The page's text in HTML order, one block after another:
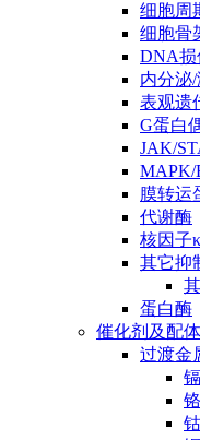
细胞周
细胞骨
DNA损
内分泌
表观遗
G蛋白
JAK/
MAPK/
膜转运
代谢酶
核因子
其它抑
蛋白酶
催化剂及配体
过渡金
镉
铬
钴